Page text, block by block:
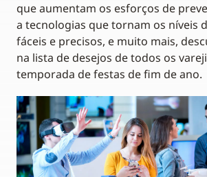
que aumentam os esforços de
a tecnologias que tornam os níveis
fáceis e precisos, e muito mais,
na lista de desejos de todos os
temporada de festas de fim de ano.